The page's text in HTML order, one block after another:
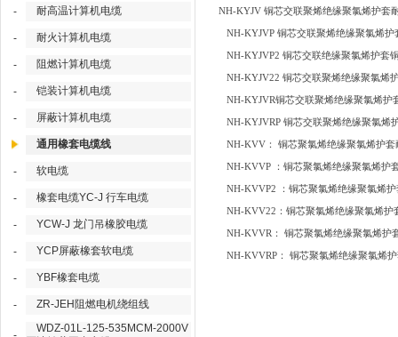
- 耐高温计算机电缆
- 耐火计算机电缆
- 阻燃计算机电缆
- 铠装计算机电缆
- 屏蔽计算机电缆
通用橡套电缆线
- 软电缆
- 橡套电缆YC-J 行车电缆
- YCW-J 龙门吊橡胶电缆
- YCP屏蔽橡套软电缆
- YBF橡套电缆
- ZR-JEH阻燃电机绕组线
WDZ-01L-125-535MCM-2000V
NH-KYJV 铜芯交联聚烯绝缘聚氯烯护套
NH-KYJVP 铜芯交联聚烯绝缘聚氯烯护
NH-KYJVP2 铜芯交联绝缘聚氯烯护套
NH-KYJV22 铜芯交联聚烯绝缘聚氯烯
NH-KYJVR铜芯交联聚烯绝缘聚氯烯护
NH-KYJVRP 铜芯交联聚烯绝缘聚氯烯
NH-KVV： 铜芯聚氯烯绝缘聚氯烯护套
NH-KVVP ：铜芯聚氯烯绝缘聚氯烯护
NH-KVVP2 ：铜芯聚氯烯绝缘聚氯烯
NH-KVV22：铜芯聚氯烯绝缘聚氯烯护
NH-KVVR： 铜芯聚氯烯绝缘聚氯烯护
NH-KVVRP： 铜芯聚氯烯绝缘聚氯烯